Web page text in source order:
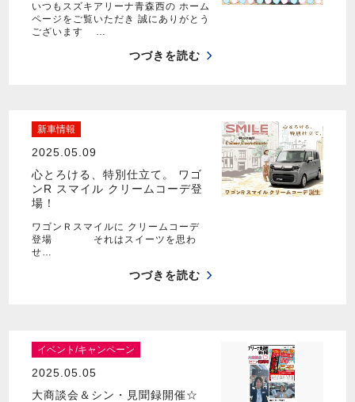
いつもスズキアリーナ青森西の ホーム
ページをご覧いただき 誠にありがとう
ございます …
つづきを読む
新車情報
2025.05.09
心とろける、特別仕立て。 ワゴ
ンR スマイル クリームコーデ登
場！
ワゴンＲスマイルに クリームコーデ
登場 それはスイーツを思わ
せ…
つづきを読む
イベント/キャンペーン
2025.05.05
大商談会＆シン・見聞録開催☆